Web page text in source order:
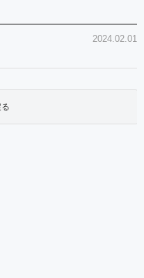
2024.02.01